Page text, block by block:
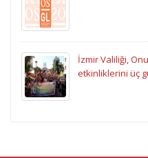
İzmir Valiliği,
etkinliklerini üç